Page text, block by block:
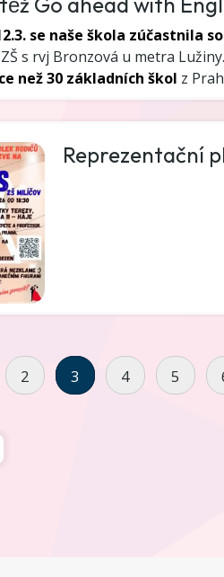
se naše škola zúčastnila
s rvj Bronzová u metra
než 30 základních škol z
Reprezentační
2 3 4 5